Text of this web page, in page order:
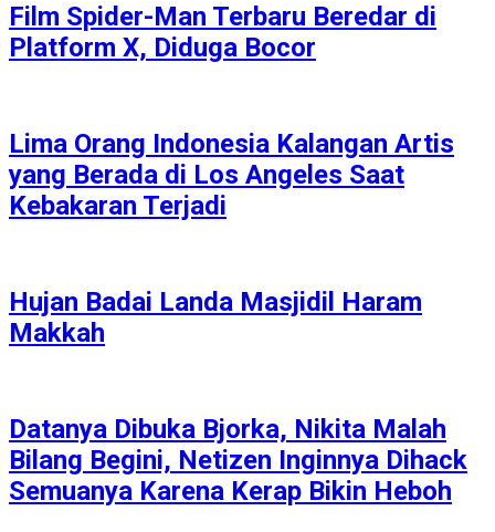
Film Spider-Man Terbaru Beredar di
Platform X, Diduga Bocor
Lima Orang Indonesia Kalangan Artis
yang Berada di Los Angeles Saat
Kebakaran Terjadi
Hujan Badai Landa Masjidil Haram
Makkah
Datanya Dibuka Bjorka, Nikita Malah
Bilang Begini, Netizen Inginnya Dihack
Semuanya Karena Kerap Bikin Heboh